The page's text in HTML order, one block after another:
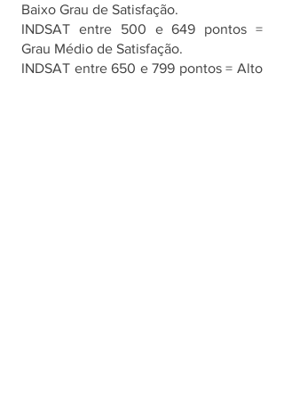
Baixo Grau de Satisfação.
INDSAT entre 500 e 649 pontos =
Grau Médio de Satisfação.
INDSAT entre 650 e 799 pontos = Alto